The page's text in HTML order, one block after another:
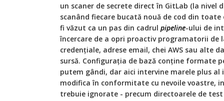
un scaner de secrete direct în GitLab (la nivel
scanând fiecare bucată nouă de cod din
fi văzut ca un pas din cadrul pipeline-ului de
încercare de a opri proactiv programatorii de
credențiale, adrese email, chei AWS sau alte
sursă. Configurația de bază conține formate
putem gândi, dar aici intervine marele plus
modifica în conformitate cu nevoile voastre,
trebuie ignorate - precum directoarele de